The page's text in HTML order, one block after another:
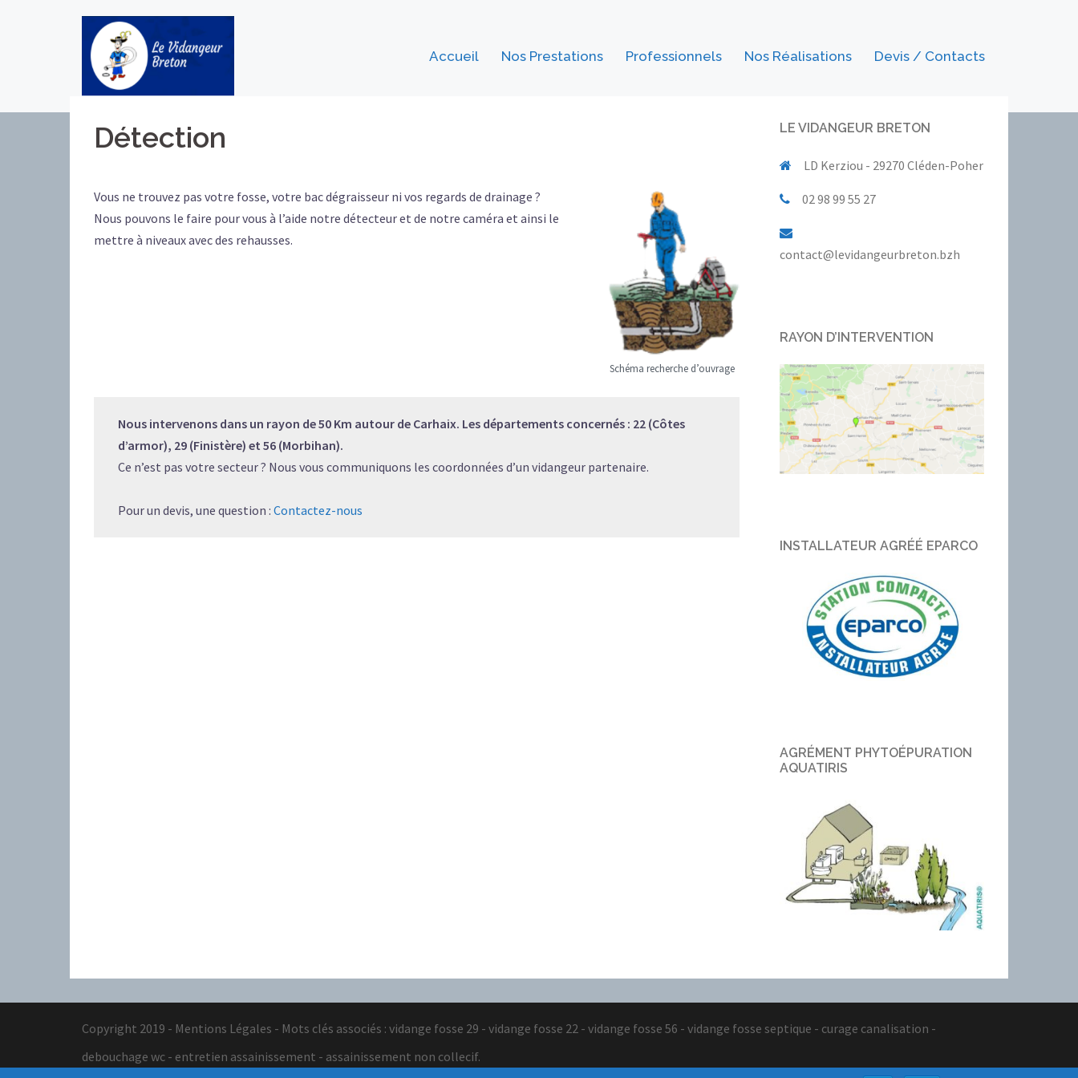
Accueil Nos Prestations Professionnels Nos Réalisations Devis / Contacts
Détection
Schéma recherche d’ouvrage
Vous ne trouvez pas votre fosse, votre bac dégraisseur ni vos regards de drainage ?
Nous pouvons le faire pour vous à l’aide notre détecteur et de notre caméra et ainsi le
mettre à niveaux avec des rehausses.
Nous intervenons dans un rayon de 50 Km autour de Carhaix. Les départements concernés : 22 (Côtes
d’armor), 29 (Finistère) et 56 (Morbihan).
Ce n’est pas votre secteur ? Nous vous communiquons les coordonnées d’un vidangeur partenaire.
Pour un devis, une question : Contactez-nous
LE VIDANGEUR BRETON
LD Kerziou - 29270 Cléden-Poher
02 98 99 55 27
contact@levidangeurbreton.bzh
RAYON D’INTERVENTION
INSTALLATEUR AGRÉÉ EPARCO
AGRÉMENT PHYTOÉPURATION
AQUATIRIS
Copyright 2019 - Mentions Légales - Mots clés associés : vidange fosse 29 - vidange fosse 22 - vidange fosse 56 - vidange fosse septique - curage canalisation -
debouchage wc - entretien assainissement - assainissement non collecif.